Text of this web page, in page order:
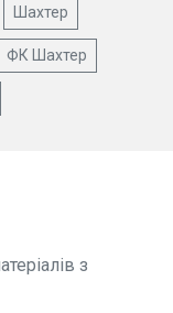
Шахтер
ФК Шахтер
з